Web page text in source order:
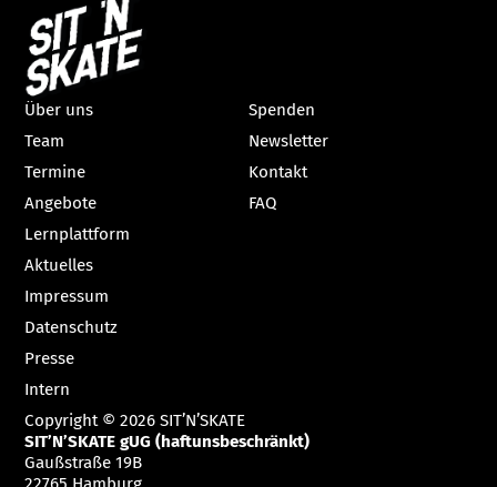
Über uns
Team
Termine
Angebote
Lernplattform
Aktuelles
Spenden
Newsletter
Kontakt
FAQ
Impressum
Datenschutz
Presse
Intern
Copyright © 2026 SIT’N’SKATE
SIT’N’SKATE gUG (haftunsbeschränkt)
Gaußstraße 19B